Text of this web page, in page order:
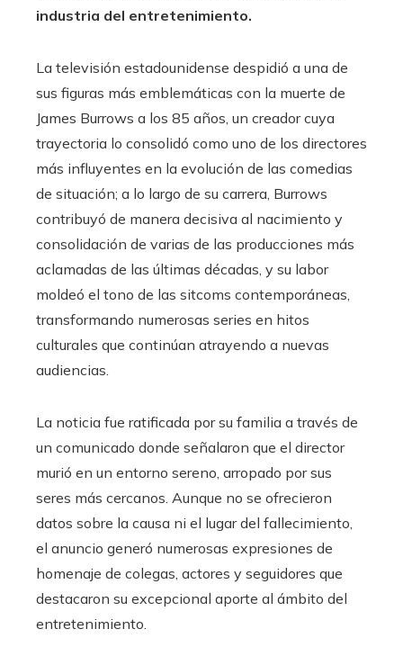
industria del entretenimiento.
La televisión estadounidense despidió a una de
sus figuras más emblemáticas con la muerte de
James Burrows a los 85 años, un creador cuya
trayectoria lo consolidó como uno de los directores
más influyentes en la evolución de las comedias
de situación; a lo largo de su carrera, Burrows
contribuyó de manera decisiva al nacimiento y
consolidación de varias de las producciones más
aclamadas de las últimas décadas, y su labor
moldeó el tono de las sitcoms contemporáneas,
transformando numerosas series en hitos
culturales que continúan atrayendo a nuevas
audiencias.
La noticia fue ratificada por su familia a través de
un comunicado donde señalaron que el director
murió en un entorno sereno, arropado por sus
seres más cercanos. Aunque no se ofrecieron
datos sobre la causa ni el lugar del fallecimiento,
el anuncio generó numerosas expresiones de
homenaje de colegas, actores y seguidores que
destacaron su excepcional aporte al ámbito del
entretenimiento.